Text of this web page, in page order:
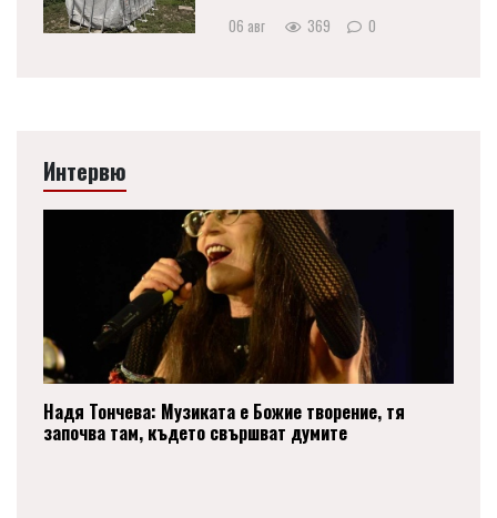
06 авг 369 0
Интервю
Надя Тончева: Музиката е Божие творение, тя
започва там, където свършват думите